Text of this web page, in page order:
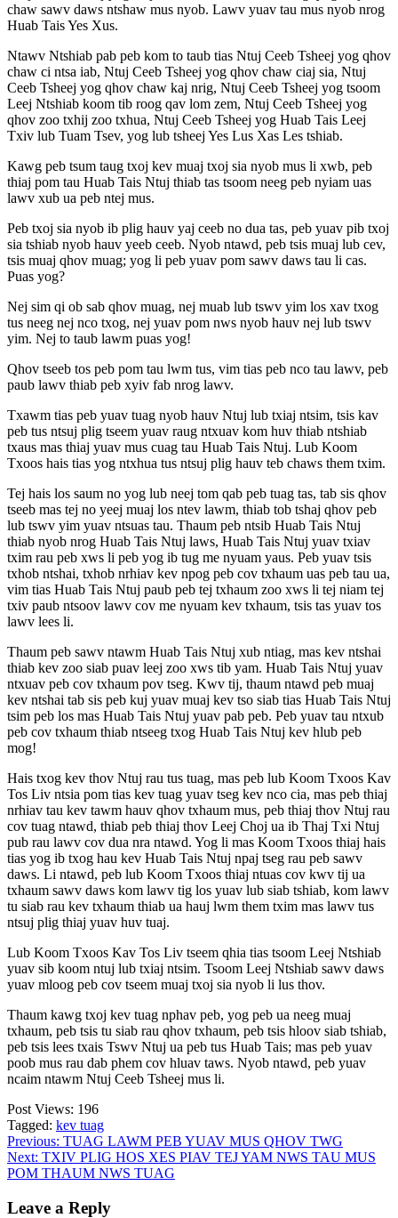
chaw sawv daws ntshaw mus nyob. Lawv yuav tau mus nyob nrog
Huab Tais Yes Xus.
Ntawv Ntshiab pab peb kom to taub tias Ntuj Ceeb Tsheej yog qhov
chaw ci ntsa iab, Ntuj Ceeb Tsheej yog qhov chaw ciaj sia, Ntuj
Ceeb Tsheej yog qhov chaw kaj nrig, Ntuj Ceeb Tsheej yog tsoom
Leej Ntshiab koom tib roog qav lom zem, Ntuj Ceeb Tsheej yog
qhov zoo txhij zoo txhua, Ntuj Ceeb Tsheej yog Huab Tais Leej
Txiv lub Tuam Tsev, yog lub tsheej Yes Lus Xas Les tshiab.
Kawg peb tsum taug txoj kev muaj txoj sia nyob mus li xwb, peb
thiaj pom tau Huab Tais Ntuj thiab tas tsoom neeg peb nyiam uas
lawv xub ua peb ntej mus.
Peb txoj sia nyob ib plig hauv yaj ceeb no dua tas, peb yuav pib txoj
sia tshiab nyob hauv yeeb ceeb. Nyob ntawd, peb tsis muaj lub cev,
tsis muaj qhov muag; yog li peb yuav pom sawv daws tau li cas.
Puas yog?
Nej sim qi ob sab qhov muag, nej muab lub tswv yim los xav txog
tus neeg nej nco txog, nej yuav pom nws nyob hauv nej lub tswv
yim. Nej to taub lawm puas yog!
Qhov tseeb tos peb pom tau lwm tus, vim tias peb nco tau lawv, peb
paub lawv thiab peb xyiv fab nrog lawv.
Txawm tias peb yuav tuag nyob hauv Ntuj lub txiaj ntsim, tsis kav
peb tus ntsuj plig tseem yuav raug ntxuav kom huv thiab ntshiab
txaus mas thiaj yuav mus cuag tau Huab Tais Ntuj. Lub Koom
Txoos hais tias yog ntxhua tus ntsuj plig hauv teb chaws them txim.
Tej hais los saum no yog lub neej tom qab peb tuag tas, tab sis qhov
tseeb mas tej no yeej muaj los ntev lawm, thiab tob tshaj qhov peb
lub tswv yim yuav ntsuas tau. Thaum peb ntsib Huab Tais Ntuj
thiab nyob nrog Huab Tais Ntuj laws, Huab Tais Ntuj yuav txiav
txim rau peb xws li peb yog ib tug me nyuam yaus. Peb yuav tsis
txhob ntshai, txhob nrhiav kev npog peb cov txhaum uas peb tau ua,
vim tias Huab Tais Ntuj paub peb tej txhaum zoo xws li tej niam tej
txiv paub ntsoov lawv cov me nyuam kev txhaum, tsis tas yuav tos
lawv lees li.
Thaum peb sawv ntawm Huab Tais Ntuj xub ntiag, mas kev ntshai
thiab kev zoo siab puav leej zoo xws tib yam. Huab Tais Ntuj yuav
ntxuav peb cov txhaum pov tseg. Kwv tij, thaum ntawd peb muaj
kev ntshai tab sis peb kuj yuav muaj kev tso siab tias Huab Tais Ntuj
tsim peb los mas Huab Tais Ntuj yuav pab peb. Peb yuav tau ntxub
peb cov txhaum thiab ntseeg txog Huab Tais Ntuj kev hlub peb
mog!
Hais txog kev thov Ntuj rau tus tuag, mas peb lub Koom Txoos Kav
Tos Liv ntsia pom tias kev tuag yuav tseg kev nco cia, mas peb thiaj
nrhiav tau kev tawm hauv qhov txhaum mus, peb thiaj thov Ntuj rau
cov tuag ntawd, thiab peb thiaj thov Leej Choj ua ib Thaj Txi Ntuj
pub rau lawv cov dua nra ntawd. Yog li mas Koom Txoos thiaj hais
tias yog ib txog hau kev Huab Tais Ntuj npaj tseg rau peb sawv
daws. Li ntawd, peb lub Koom Txoos thiaj ntuas cov kwv tij ua
txhaum sawv daws kom lawv tig los yuav lub siab tshiab, kom lawv
tu siab rau kev txhaum thiab ua hauj lwm them txim mas lawv tus
ntsuj plig thiaj yuav huv tuaj.
Lub Koom Txoos Kav Tos Liv tseem qhia tias tsoom Leej Ntshiab
yuav sib koom ntuj lub txiaj ntsim. Tsoom Leej Ntshiab sawv daws
yuav mloog peb cov tseem muaj txoj sia nyob li lus thov.
Thaum kawg txoj kev tuag nphav peb, yog peb ua neeg muaj
txhaum, peb tsis tu siab rau qhov txhaum, peb tsis hloov siab tshiab,
peb tsis lees txais Tswv Ntuj ua peb tus Huab Tais; mas peb yuav
poob mus rau dab phem cov hluav taws. Nyob ntawd, peb yuav
ncaim ntawm Ntuj Ceeb Tsheej mus li.
Post Views: 196
Tagged: kev tuag
Post
navigation
Previous: TUAG LAWM PEB YUAV MUS QHOV TWG
Next: TXIV PLIG HOS XES PIAV TEJ YAM NWS TAU MUS
POM THAUM NWS TUAG
Leave a Reply